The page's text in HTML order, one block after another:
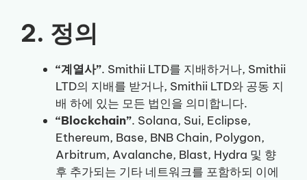
2. 정의
“계열사”. Smithii LTD를 지배하거나, Smithii
LTD의 지배를 받거나, Smithii LTD와 공동 지
배 하에 있는 모든 법인을 의미합니다.
“Blockchain”. Solana, Sui, Eclipse,
Ethereum, Base, BNB Chain, Polygon,
Arbitrum, Avalanche, Blast, Hydra 및 향
후 추가되는 기타 네트워크를 포함하되 이에